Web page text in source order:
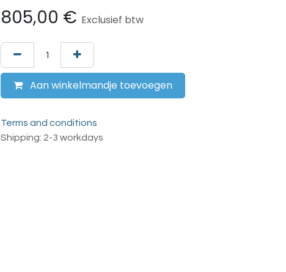
805,00 € Exclusief btw
Aan winkelmandje toevoegen
Terms and conditions
Shipping: 2-3 workdays